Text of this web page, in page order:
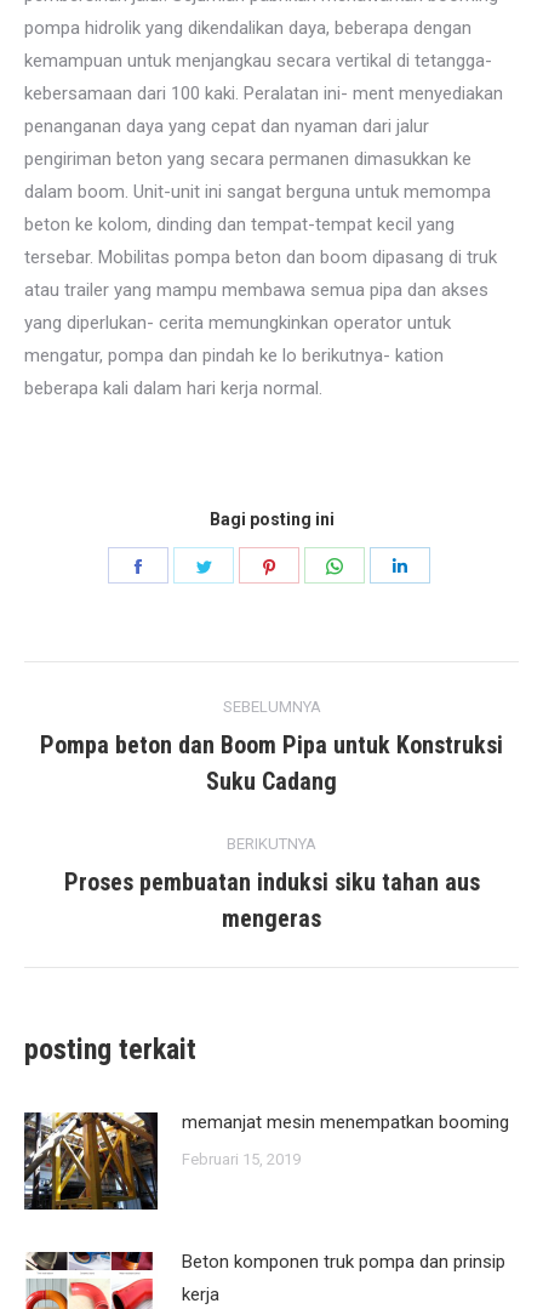
pompa hidrolik yang dikendalikan daya, beberapa dengan
kemampuan untuk menjangkau secara vertikal di tetangga-
kebersamaan dari 100 kaki. Peralatan ini- ment menyediakan
penanganan daya yang cepat dan nyaman dari jalur
pengiriman beton yang secara permanen dimasukkan ke
dalam boom. Unit-unit ini sangat berguna untuk memompa
beton ke kolom, dinding dan tempat-tempat kecil yang
tersebar. Mobilitas pompa beton dan boom dipasang di truk
atau trailer yang mampu membawa semua pipa dan akses
yang diperlukan- cerita memungkinkan operator untuk
mengatur, pompa dan pindah ke lo berikutnya- kation
beberapa kali dalam hari kerja normal.
Bagi posting ini
Bagikan Bagikan Bagikan Bagikan
navigasi
SEBELUMNYA
posting
sebelumnya:
Pompa beton dan Boom Pipa untuk Konstruksi
Suku Cadang
BERIKUTNYA
posting
berikutnya:
Proses pembuatan induksi siku tahan aus
mengeras
posting terkait
memanjat mesin menempatkan booming
Februari 15, 2019
Beton komponen truk pompa dan prinsip
kerja